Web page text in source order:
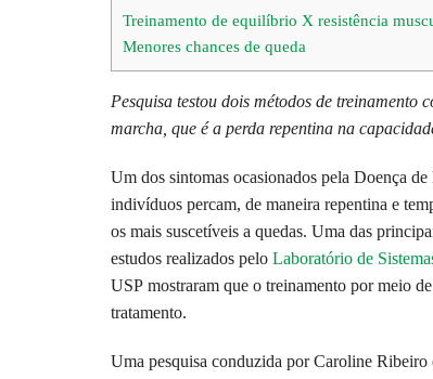
Treinamento de equilíbrio X resistência
Menores chances de queda
Pesquisa testou dois métodos de treinamento
marcha, que é a perda repentina na
Um dos sintomas ocasionados pela Doença
indivíduos percam, de maneira repentina e
os mais suscetíveis a quedas. Uma das
estudos realizados pelo Laboratório de
USP mostraram que o treinamento por meio
tratamento.
Uma pesquisa conduzida por Caroline